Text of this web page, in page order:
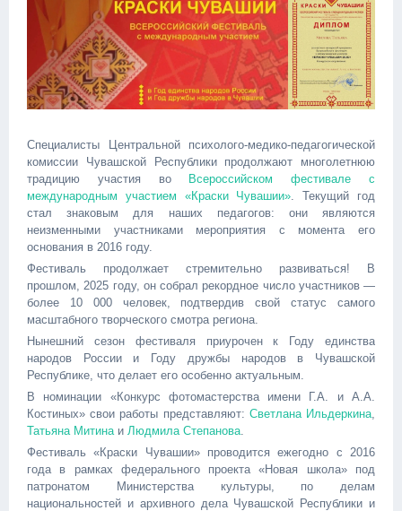
Специалисты Центральной психолого-медико-педагогической
комиссии Чувашской Республики продолжают многолетнюю
традицию участия во
Всероссийском фестивале с
международным участием «Краски Чувашии». Текущий год
стал знаковым для наших педагогов: они являются
неизменными участниками мероприятия с момента его
основания в 2016 году.
Фестиваль продолжает стремительно развиваться! В
прошлом, 2025 году, он собрал рекордное число участников —
более 10 000 человек, подтвердив свой статус самого
масштабного творческого смотра региона.
Нынешний сезон фестиваля приурочен к Году единства
народов России и Году дружбы народов в Чувашской
Республике, что делает его особенно актуальным.
В номинации «Конкурс фотомастерства имени Г.А. и А.А.
Костиных» свои работы представляют: Светлана Ильдеркина,
Татьяна Митинаи Людмила Степанова.
Фестиваль «Краски Чувашии» проводится ежегодно с 2016
года в рамках федерального проекта «Новая школа» под
патронатом Министерства культуры, по делам
национальностей и архивного дела Чувашской Республики и